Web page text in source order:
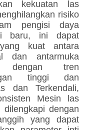
kekuatan las
risiko
pengisi daya
baru, ini dapat
kuat antara
dan antarmuka
dengan tren
tinggi dan
dan Terkendali,
Mesin las
dengan
yang dapat